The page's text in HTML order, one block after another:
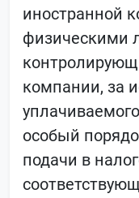
иностранной
физическими
компании, за
особый
подачи в